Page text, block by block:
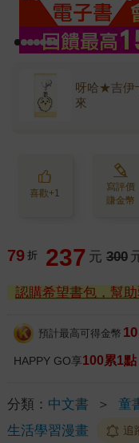
呀哈★吉伊
來
喜歡+1
寫評價
賺金幣
79 折 237 元 300
認購希望書包，幫
預計最高可得金幣 10
HAPPY GO享100累1
分類： 中文書 ＞ 童
生活學習漫畫
追